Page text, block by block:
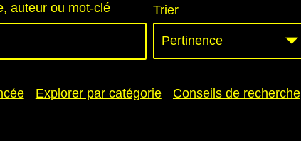
auteur ou mot-clé Trier
Explorer par catégorie Conseils de recherche